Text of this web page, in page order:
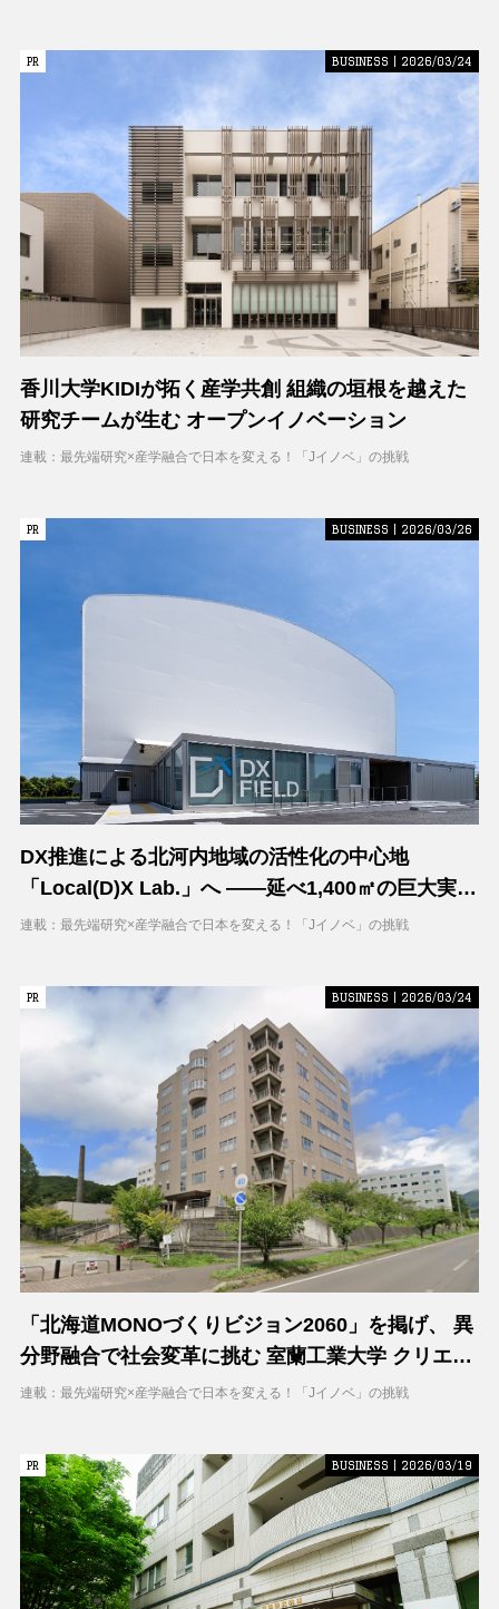
PR
PR BUSINESS | 2026/03/24
香川大学KIDIが拓く産学共創 組織の垣根を越えた
研究チームが生む オープンイノベーション
連載：最先端研究×産学融合で日本を変える！「Jイノベ」の挑戦
PR
PR BUSINESS | 2026/03/26
DX推進による北河内地域の活性化の中心地
「Local(D)X Lab.」へ ――延べ1,400㎡の巨大実証
空間で地域DXに挑む 大阪工業大学 DXフィールド
連載：最先端研究×産学融合で日本を変える！「Jイノベ」の挑戦
PR
PR BUSINESS | 2026/03/24
「北海道MONOづくりビジョン2060」を掲げ、 異
分野融合で社会変革に挑む 室蘭工業大学 クリエイ
ティブコラボレーションセンター（CCC）
連載：最先端研究×産学融合で日本を変える！「Jイノベ」の挑戦
PR
PR BUSINESS | 2026/03/19